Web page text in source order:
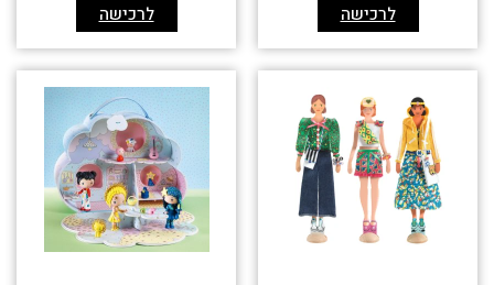
לרכישה לרכישה